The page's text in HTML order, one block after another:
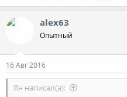
alex63
Опытный
16 Авг 2016
Ян написал(а):